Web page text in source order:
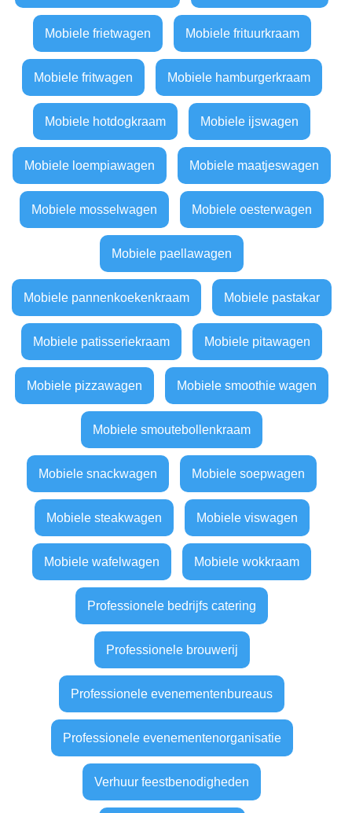
Mobiele frietwagen Mobiele frituurkraam
Mobiele fritwagen Mobiele hamburgerkraam
Mobiele hotdogkraam Mobiele ijswagen
Mobiele loempiawagen Mobiele maatjeswagen
Mobiele mosselwagen Mobiele oesterwagen
Mobiele paellawagen
Mobiele pannenkoekenkraam Mobiele pastakar
Mobiele patisseriekraam Mobiele pitawagen
Mobiele pizzawagen Mobiele smoothie wagen
Mobiele smoutebollenkraam
Mobiele snackwagen Mobiele soepwagen
Mobiele steakwagen Mobiele viswagen
Mobiele wafelwagen Mobiele wokkraam
Professionele bedrijfs catering
Professionele brouwerij
Professionele evenementenbureaus
Professionele evenementenorganisatie
Verhuur feestbenodigheden